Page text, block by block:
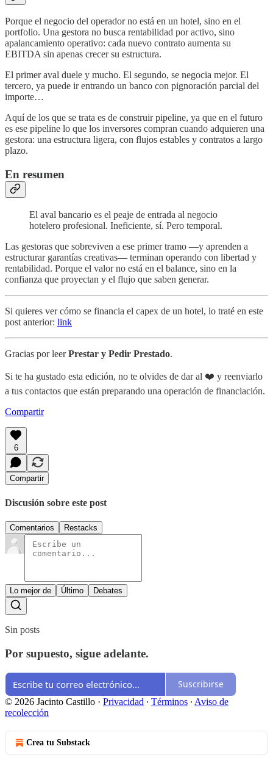
Porque el negocio del operador no está en un hotel, sino en el
portfolio. Una gestora no busca rentabilidad por activo, sino
apalancamiento operativo: cada nuevo contrato aumenta su
EBITDA sin apenas crecer su estructura.
El primer aval duele y mucho. El segundo, se negocia mejor. El
tercero, ya puede ir entrando un banco con pignoración parcial del
importe…
Aquí de los que se trata es de construir pipeline, ya que en el futuro
es ese pipeline lo que los inversores compran cuando adquieren una
gestora: una estructura ligera, con flujos estables y contratos a largo
plazo.
En resumen
El aval bancario es el peaje de entrada al negocio
hotelero profesional. Ineficiente, sí. Pero temporal.
Las gestoras que sobreviven a ese primer tramo —y aprenden a
estructurar garantías creativas— terminan operando con libertad y
rentabilidad. Porque el valor no está en el balance, sino en la
confianza que proyectan y el flujo que saben generar.
Si quieres ver cómo se financia el capex de un hotel, lo traté en este
post anterior: link
Gracias por leerPrestar y Pedir Prestado.
Si te ha gustado esta edición, no te olvides de dar al ❤️ y reenviarlo
a tus contactos que están preparando una operación de financiación.
Compartir
6
Compartir
Discusión sobre este post
Comentarios Restacks
Lo mejor de Último Debates
Sin posts
Por supuesto, sigue adelante.
Suscribirse
© 2026 Jacinto Castillo · Privacidad ∙ Términos ∙ Aviso de
recolección
Crea tu Substack